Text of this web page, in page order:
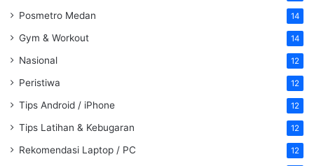
Posmetro Medan 14
Gym & Workout 14
Nasional 12
Peristiwa 12
Tips Android / iPhone 12
Tips Latihan & Kebugaran 12
Rekomendasi Laptop / PC 12